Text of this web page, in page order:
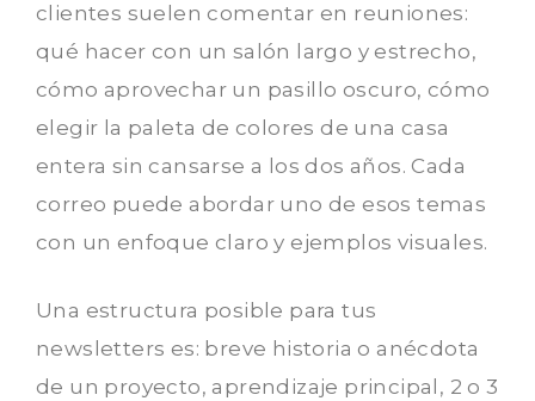
clientes suelen comentar en reuniones:
qué hacer con un salón largo y estrecho,
cómo aprovechar un pasillo oscuro, cómo
elegir la paleta de colores de una casa
entera sin cansarse a los dos años. Cada
correo puede abordar uno de esos temas
con un enfoque claro y ejemplos visuales.
Una estructura posible para tus
newsletters es: breve historia o anécdota
de un proyecto, aprendizaje principal, 2 o 3